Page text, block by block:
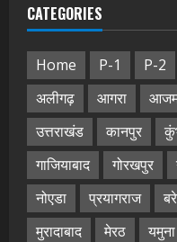
CATEGORIES
Home P-1 P-2
अलीगढ़
आगरा
उत्तराखंड
कानपुर
गाजियाबाद
गोरखपुर
नोएडा
प्रयागराज
मुरादाबाद
मेरठ